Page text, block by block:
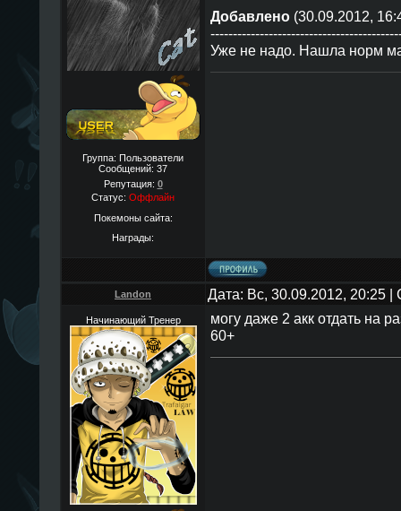
Группа: Пользователи
Сообщений: 37
Репутация: 0
Статус: Оффлайн
Покемоны сайта:
Награды:
Добавлено(30.09.2012,
Уже не надо. Нашла норм
Landon Дата: Вс, 30.09.2012, 20:25
Начинающий Тренер
могу даже 2 акк отдать на
60+